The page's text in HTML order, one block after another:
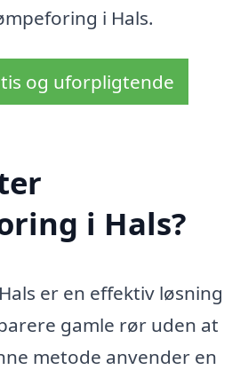
i Hals.
og uforpligtende
i Hals?
er en effektiv løsning
gamle rør uden at
metode anvender en